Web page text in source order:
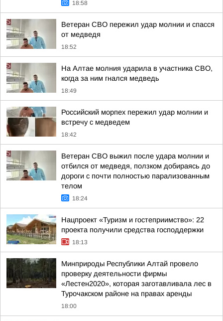
18:58
Ветеран СВО пережил удар молнии и спасся
от медведя
18:52
На Алтае молния ударила в участника СВО,
когда за ним гнался медведь
18:49
Российский морпех пережил удар молнии и
встречу с медведем
18:42
Ветеран СВО выжил после удара молнии и
отбился от медведя, ползком добираясь до
дороги с почти полностью парализованным
телом
18:24
Нацпроект «Туризм и гостеприимство»: 22
проекта получили средства господдержки
18:13
Минприроды Республики Алтай провело
проверку деятельности фирмы
«Лестен2020», которая заготавливала лес в
Турочакском районе на правах аренды
18:00